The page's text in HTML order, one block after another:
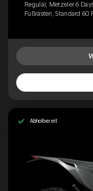
Regulär, Metzeler 6
Fußrasten, Standard 60
Abholbereit